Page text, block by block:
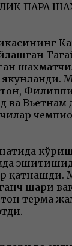
ПАРА
ва Вьетнам
қатнашди.
шаҳри
терма